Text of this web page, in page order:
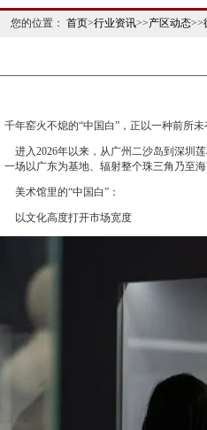
您的位置： 首页>行业资讯>>产区动态>>
千年窑火不熄的“中国白”，正以一种前所
进入2026年以来，从广州二沙岛到深圳
一场以广东为基地、辐射整个珠三角乃至
美术馆里的“中国白”：
以文化高度打开市场宽度